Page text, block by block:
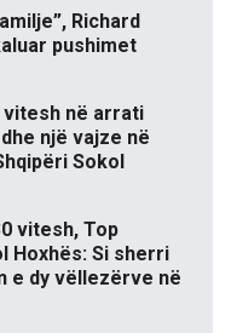
Richard
pushimet
vitesh në arrati
një vajze në
Sokol
vitesh, Top
Hoxhës: Si sherri
e dy vëllezërve në